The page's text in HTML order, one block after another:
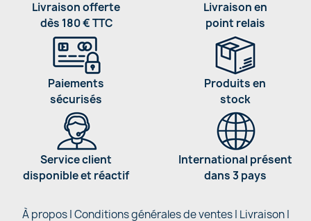
Livraison offerte
dès 180 € TTC
Livraison en
point relais
Paiements
sécurisés
Produits en
stock
Service client
disponible et réactif
International présent
dans 3 pays
À propos|Conditions générales de ventes| Livraison|